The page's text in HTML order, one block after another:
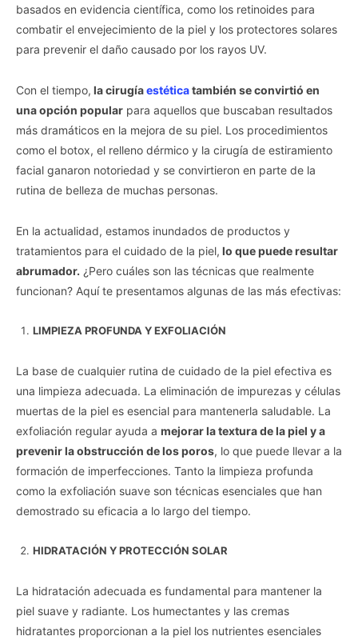
basados en evidencia científica, como los retinoides para
combatir el envejecimiento de la piel y los protectores solares
para prevenir el daño causado por los rayos UV.
Con el tiempo, la cirugíaestéticatambién se convirtió en
una opción popular para aquellos que buscaban resultados
más dramáticos en la mejora de su piel. Los procedimientos
como el botox, el relleno dérmico y la cirugía de estiramiento
facial ganaron notoriedad y se convirtieron en parte de la
rutina de belleza de muchas personas.
En la actualidad, estamos inundados de productos y
tratamientos para el cuidado de la piel, lo que puede resultar
abrumador. ¿Pero cuáles son las técnicas que realmente
funcionan? Aquí te presentamos algunas de las más efectivas:
LIMPIEZA PROFUNDA Y EXFOLIACIÓN
La base de cualquier rutina de cuidado de la piel efectiva es
una limpieza adecuada. La eliminación de impurezas y células
muertas de la piel es esencial para mantenerla saludable. La
exfoliación regular ayuda a mejorar la textura de la piel y a
prevenir la obstrucción de los poros, lo que puede llevar a la
formación de imperfecciones. Tanto la limpieza profunda
como la exfoliación suave son técnicas esenciales que han
demostrado su eficacia a lo largo del tiempo.
HIDRATACIÓN Y PROTECCIÓN SOLAR
La hidratación adecuada es fundamental para mantener la
piel suave y radiante. Los humectantes y las cremas
hidratantes proporcionan a la piel los nutrientes esenciales